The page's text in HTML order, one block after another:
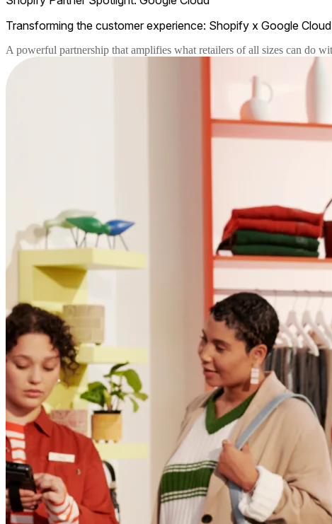
Transforming the customer experience: Shopify x Google Cloud
A powerful partnership that amplifies what retailers of all sizes can do